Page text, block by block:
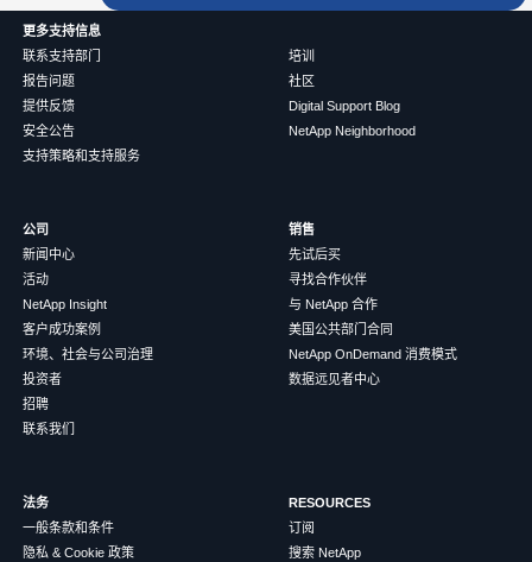
更多支持信息
联系支持部门
报告问题
提供反馈
安全公告
支持策略和支持服务
培训
社区
Digital Support Blog
NetApp Neighborhood
公司
新闻中心
活动
NetApp Insight
客户成功案例
环境、社会与公司治理
投资者
招聘
联系我们
销售
先试后买
寻找合作伙伴
与 NetApp 合作
美国公共部门合同
NetApp OnDemand 消费模式
数据远见者中心
法务
一般条款和条件
隐私 & Cookie 政策
RESOURCES
订阅
搜索 NetApp